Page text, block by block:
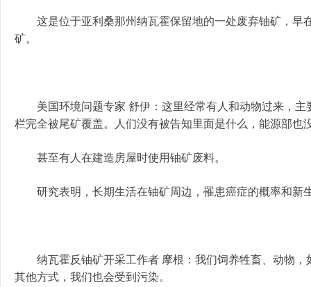
这是位于亚利桑那州纳瓦霍保留地的一处废弃铀矿，早
矿。
美国环境问题专家 舒伊：这里经常有人和动物过来，主
栏完全被尾矿覆盖。人们没有被告知里面是什么，能源部也
甚至有人在建造房屋时使用铀矿废料。
研究表明，长期生活在铀矿周边，罹患癌症的概率和新
纳瓦霍反铀矿开采工作者 摩根：我们饲养牲畜、动物，
其他方式，我们也会受到污染。